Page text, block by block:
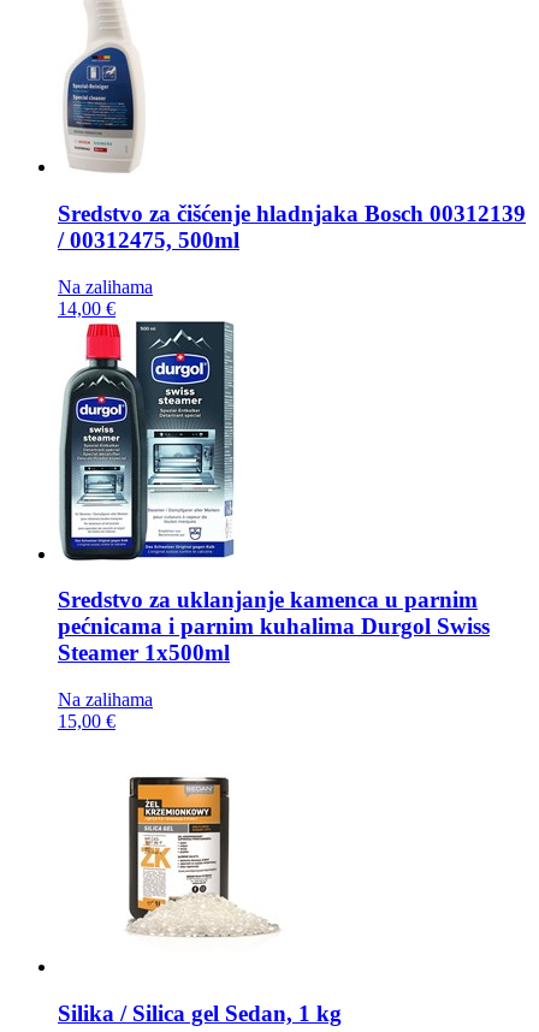
Sredstvo za čišćenje hladnjaka Bosch 00312139
/ 00312475, 500ml
Na zalihama
14,00 €
Sredstvo za uklanjanje kamenca u parnim
pećnicama i parnim kuhalima Durgol Swiss
Steamer 1x500ml
Na zalihama
15,00 €
Silika / Silica gel Sedan, 1 kg